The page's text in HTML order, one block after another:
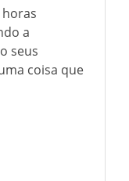
a
seus
coisa que